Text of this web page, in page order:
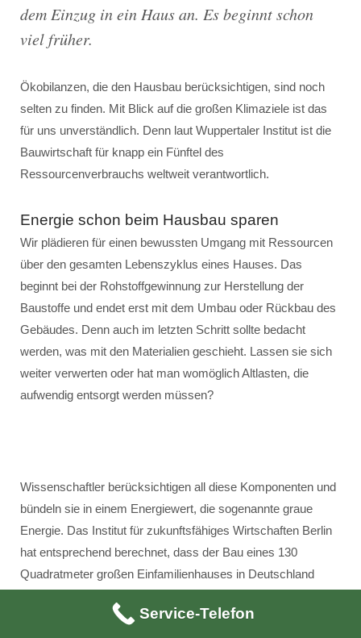
dem Einzug in ein Haus an. Es beginnt schon
viel früher.
Ökobilanzen, die den Hausbau berücksichtigen, sind noch
selten zu finden. Mit Blick auf die großen Klimaziele ist das
für uns unverständlich. Denn laut Wuppertaler Institut ist die
Bauwirtschaft für knapp ein Fünftel des
Ressourcenverbrauchs weltweit verantwortlich.
Energie schon beim Hausbau sparen
Wir plädieren für einen bewussten Umgang mit Ressourcen
über den gesamten Lebenszyklus eines Hauses. Das
beginnt bei der Rohstoffgewinnung zur Herstellung der
Baustoffe und endet erst mit dem Umbau oder Rückbau des
Gebäudes. Denn auch im letzten Schritt sollte bedacht
werden, was mit den Materialien geschieht. Lassen sie sich
weiter verwerten oder hat man womöglich Altlasten, die
aufwendig entsorgt werden müssen?
Wissenschaftler berücksichtigen all diese Komponenten und
bündeln sie in einem Energiewert, die sogenannte graue
Energie. Das Institut für zukunftsfähiges Wirtschaften Berlin
hat entsprechend berechnet, dass der Bau eines 130
Quadratmeter großen Einfamilienhauses in Deutschland
verbraucht. Damit könnte man ein Haus 20 Jahre mit Erdgas
Service-Telefon